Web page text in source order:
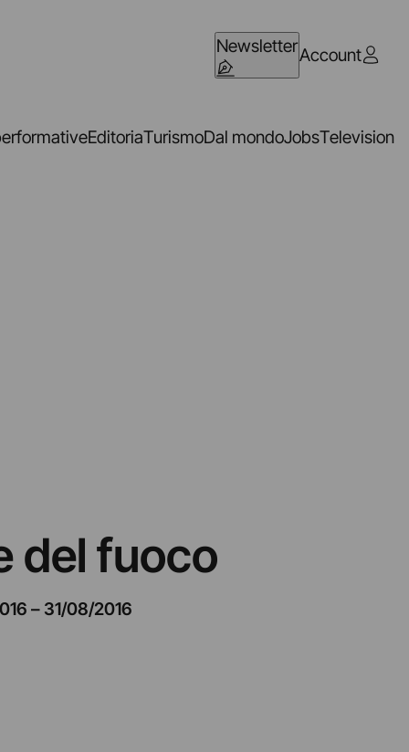
NewsletterAccount
EditoriaTurismoDal mondoJobsTelevision
del fuoco
– 31/08/2016